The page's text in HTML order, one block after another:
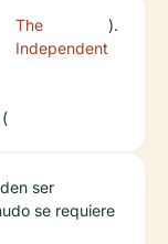
The
Independent
).
ser
se requiere